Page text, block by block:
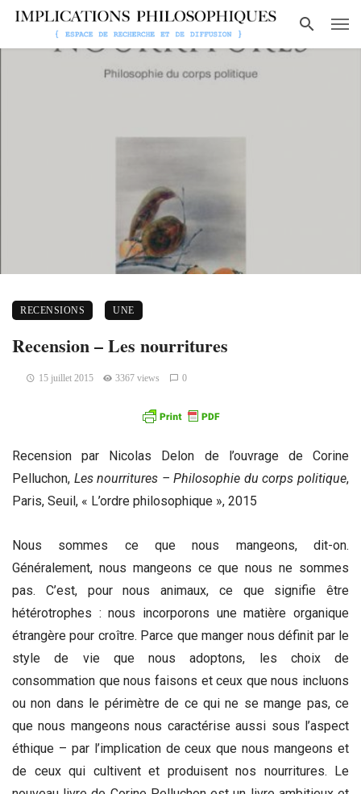
RECENSIONS UNE
Recension – Les nourritures
15 juillet 2015 3367 views 0
Recension par Nicolas Delon de l’ouvrage de Corine
Pelluchon, Les nourritures – Philosophie du corps politique,
Paris, Seuil, « L’ordre philosophique », 2015
Nous sommes ce que nous mangeons, dit-on.
Généralement, nous mangeons ce que nous ne sommes
pas. C’est, pour nous animaux, ce que signifie être
hétérotrophes : nous incorporons une matière organique
étrangère pour croître. Parce que manger nous définit par le
style de vie que nous adoptons, les choix de
consommation que nous faisons et ceux que nous incluons
ou non dans le périmètre de ce qui ne se mange pas, ce
que nous mangeons nous caractérise aussi sous l’aspect
éthique – par l’implication de ceux que nous mangeons et
de ceux qui cultivent et produisent nos nourritures. Le